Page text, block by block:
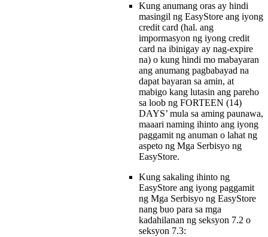
Kung anumang oras ay hindi
masingil ng EasyStore ang iyong
credit card (hal. ang
impormasyon ng iyong credit
card na ibinigay ay nag-expire
na) o kung hindi mo mabayaran
ang anumang pagbabayad na
dapat bayaran sa amin, at
mabigo kang lutasin ang pareho
sa loob ng FORTEEN (14)
DAYS’ mula sa aming paunawa,
maaari naming ihinto ang iyong
paggamit ng anuman o lahat ng
aspeto ng Mga Serbisyo ng
EasyStore.
Kung sakaling ihinto ng
EasyStore ang iyong paggamit
ng Mga Serbisyo ng EasyStore
nang buo para sa mga
kadahilanan ng seksyon 7.2 o
seksyon 7.3: